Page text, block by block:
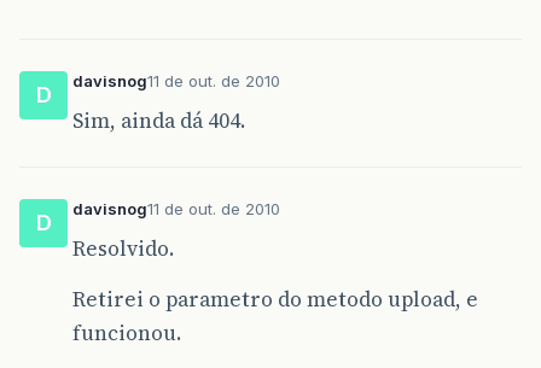
D
davisnog11 de out. de 2010
Sim, ainda dá 404.
D
davisnog11 de out. de 2010
Resolvido.
Retirei o parametro do metodo upload, e
funcionou.